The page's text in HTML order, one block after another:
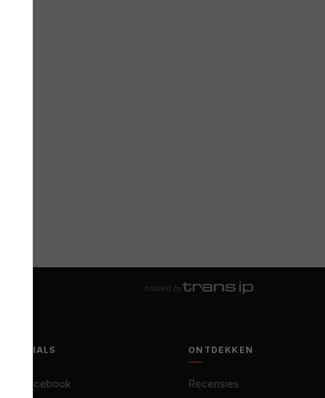
hosted by
SOCIALS
Facebook
ONTDEKKEN
Recensies